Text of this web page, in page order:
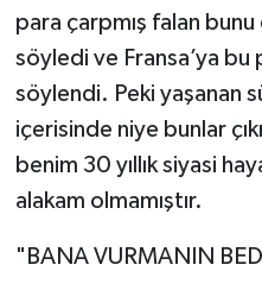
para çarpmış falan
söyledi ve Fransa’ya bu
söylendi. Peki yaşanan
içerisinde niye bunlar
benim 30 yıllık siyasi
alakam olmamıştır.
"BANA VURMANIN